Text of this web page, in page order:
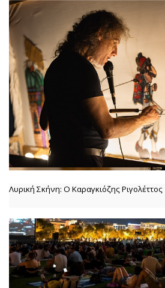
Λυρική Σκήνη: Ο Καραγκιόζης Ριγολέττος